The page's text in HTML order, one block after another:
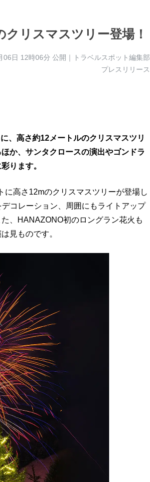
リスマスツリー登場！
06日 12時06分 公開｜トラベルスポット編集部
プレスリリース
、高さ約12メートルのクリスマスツリ
か、サンタクロースの演出やゴンドラ
ります。
高さ12mのクリスマスツリーが登場し
コレーション、周囲にもライトアップ
、HANAZONO初のロングラン花火も
見ものです。